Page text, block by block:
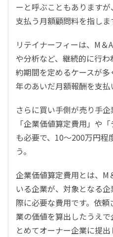
ーと呼ぶこともあります
支払う月額顧問料を指しま
リテイナーフィーは、M
や分析など、継続的に行
約期間を定めるケースが
年のあいだ月額報酬を支払
さらに買い手側が売り手企
「企業価値算定費用」や
も必要で、10〜200万円程
う。
企業価値算定費用とは、M
いる企業が、対象となる
際に必要な費用です。依
業の価値を算出したうえ
とめてオーナー企業に提